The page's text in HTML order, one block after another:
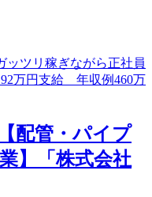
配管・パイプ
】「株式会社